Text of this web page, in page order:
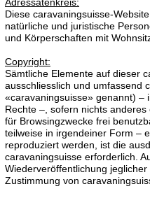
Diese caravaningsuisse-
natürliche und juristische
und Körperschaften mit
Copyright:
Sämtliche Elemente auf dieser
ausschliesslich und umfassend
«caravaningsuisse» genannt) –
Rechte –, sofern nichts
für Browsingzwecke frei
teilweise in irgendeiner Form –
reproduziert werden, ist die
caravaningsuisse erforderlich.
Wiederveröffentlichung
Zustimmung von